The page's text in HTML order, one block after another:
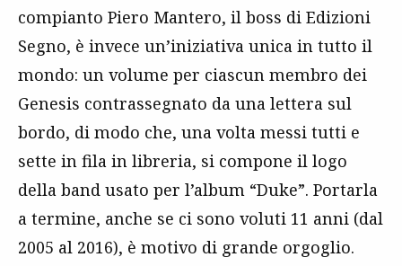
compianto Piero Mantero, il boss di Edizioni
Segno, è invece un’iniziativa unica in tutto il
mondo: un volume per ciascun membro dei
Genesis contrassegnato da una lettera sul
bordo, di modo che, una volta messi tutti e
sette in fila in libreria, si compone il logo
della band usato per l’album “Duke”. Portarla
a termine, anche se ci sono voluti 11 anni (dal
2005 al 2016), è motivo di grande orgoglio.